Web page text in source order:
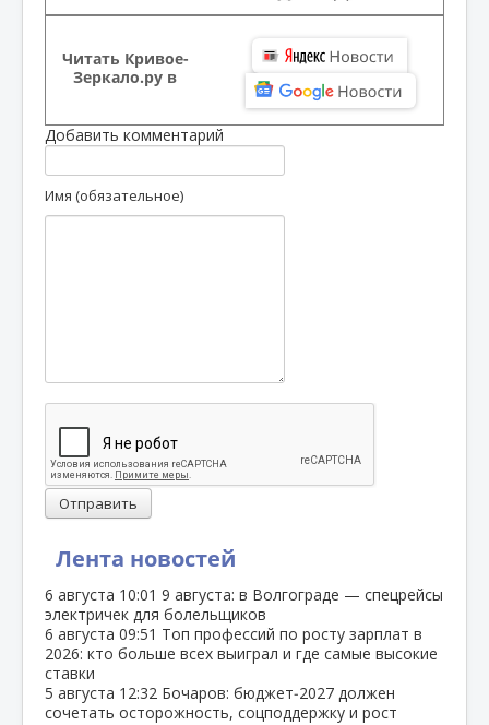
Лента новостей
6 августа 10:01 9 августа: в Волгограде — спецрейсы
электричек для болельщиков
6 августа 09:51 Топ профессий по росту зарплат в
2026: кто больше всех выиграл и где самые высокие
ставки
5 августа 12:32 Бочаров: бюджет‑2027 должен
сочетать осторожность, соцподдержку и рост
Читать Кривое-
Зеркало.ру в
Добавить комментарий
Имя (обязательное)
Отправить